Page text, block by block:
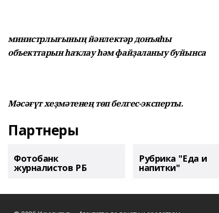
министрлығының йәнлектәр донъяһы
объекттарын һаҡлау һәм файҙаланыу буйынса
Мәсәғүт хеҙмәтенең төп белгес-эксперты.
Партнеры
Фотобанк
журналистов РБ
Рубрика "Еда и
напитки"